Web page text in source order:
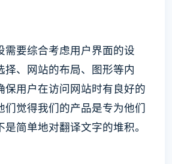
需要综合考虑用户界面的设
择、网站的布局、图形等内
保用户在访问网站时有良好的
们觉得我们的产品是专为他们
简单地对翻译文字的堆积。